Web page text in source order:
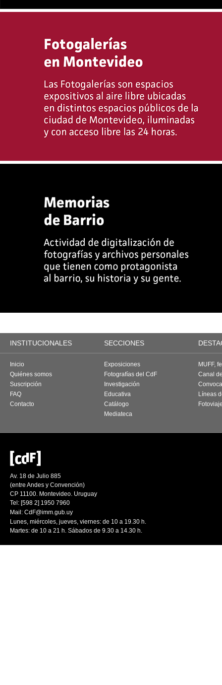
INSTITUCIONALES SECCIONES
Inicio
Quiénes somos
Suscripción
FAQ
Contacto
Exposiciones
Fotografías del CdF
Investigación
Educativa
Catálogo
Mediateca
MUFF,
Canal
Líneas
Av. 18 de Julio 885
(entre Andes y Convención)
CP 11100. Montevideo. Uruguay
Tel: [598 2] 1950 7960
Mail: CdF@imm.gub.uy
Lunes, miércoles, jueves, viernes: de 10 a 19.30 h.
Martes: de 10 a 21 h. Sábados de 9.30 a 14.30 h.